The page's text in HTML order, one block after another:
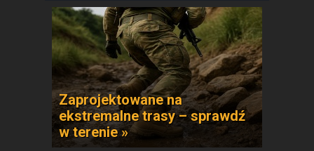
Zaprojektowane na
ekstremalne trasy – sprawdź
w terenie »